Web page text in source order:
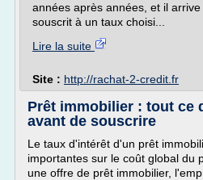
années après années, et il
souscrit à un taux choisi...
Lire la suite
Site : http://rachat-2-credit.fr
Prêt immobilier : tout ce
avant de souscrire
Le taux d'intérêt d'un prêt
importantes sur le coût global du
une offre de prêt immobilier,